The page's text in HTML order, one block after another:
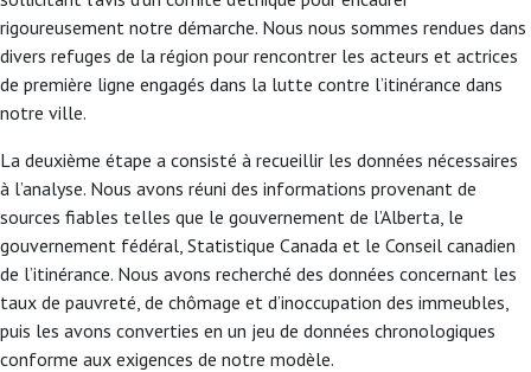
rigoureusement notre démarche. Nous nous sommes rendues dans
divers refuges de la région pour rencontrer les acteurs et actrices
de première ligne engagés dans la lutte contre l’itinérance dans
notre ville.
La deuxième étape a consisté à recueillir les données nécessaires
à l’analyse. Nous avons réuni des informations provenant de
sources fiables telles que le gouvernement de l’Alberta, le
gouvernement fédéral, Statistique Canada et le Conseil canadien
de l’itinérance. Nous avons recherché des données concernant les
taux de pauvreté, de chômage et d’inoccupation des immeubles,
puis les avons converties en un jeu de données chronologiques
conforme aux exigences de notre modèle.